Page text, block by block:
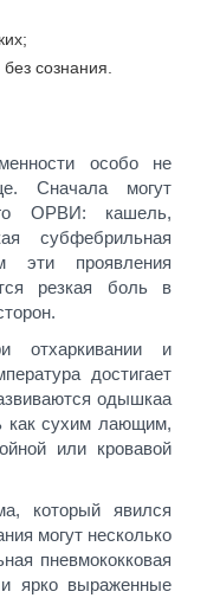
сознания.
особо не
Сначала могут
ОРВИ: кашель,
субфебрильная
эти проявления
резкая боль в
отхаркивании и
достигает
одышкаа
как сухим лающим,
или кровавой
который явился
могут несколько
пневмококковая
ярко выраженные